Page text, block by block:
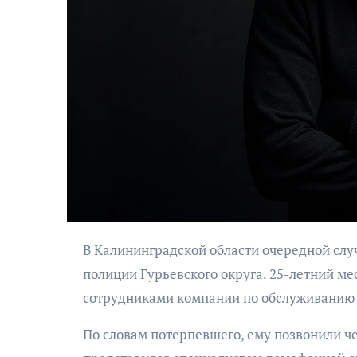
В Калининградской области очередной случай дистанционного мошенничества расследуют сотрудники
полиции Гурьевского округа. 25-летний
сотрудниками компании по
По словам потерпевшего, ему позвонили
поэтический
моноспектакль
«Исповедь в четыре
четверти пути»